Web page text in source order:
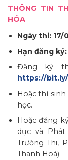
THÔNG TIN
HÓA
Ngày thi: 17/
Hạn đăng
Đăng ký
https://bit.ly/
Hoặc thí
học.
Hoặc đăng
dục và
Trường Thi,
Thanh Hoá)